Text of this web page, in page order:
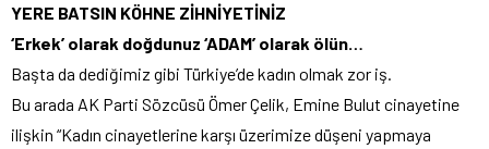
YERE BATSIN KÖHNE ZİHNİYETİNİZ
‘Erkek’ olarak doğdunuz ‘ADAM’ olarak ölün…
Başta da dediğimiz gibi Türkiye’de kadın olmak zor iş.
Bu arada AK Parti Sözcüsü Ömer Çelik, Emine Bulut cinayetine
ilişkin “Kadın cinayetlerine karşı üzerimize düşeni yapmaya